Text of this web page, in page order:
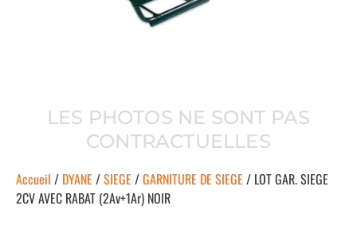
LES PHOTOS NE SONT PAS
CONTRACTUELLES
Accueil / DYANE /SIEGE /GARNITURE DE SIEGE / LOT GAR. SIEGE
2CV AVEC RABAT (2Av+1Ar) NOIR